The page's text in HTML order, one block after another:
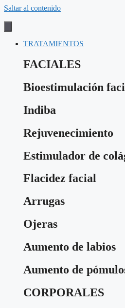
Saltar al contenido
TRATAMIENTOS
FACIALES
Bioestimulación
Indiba
Rejuvenecimiento
Estimulador de
Flacidez facial
Arrugas
Ojeras
Aumento de labios
Aumento de
CORPORALES